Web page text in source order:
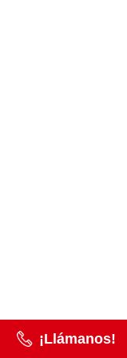
¡Llámanos!